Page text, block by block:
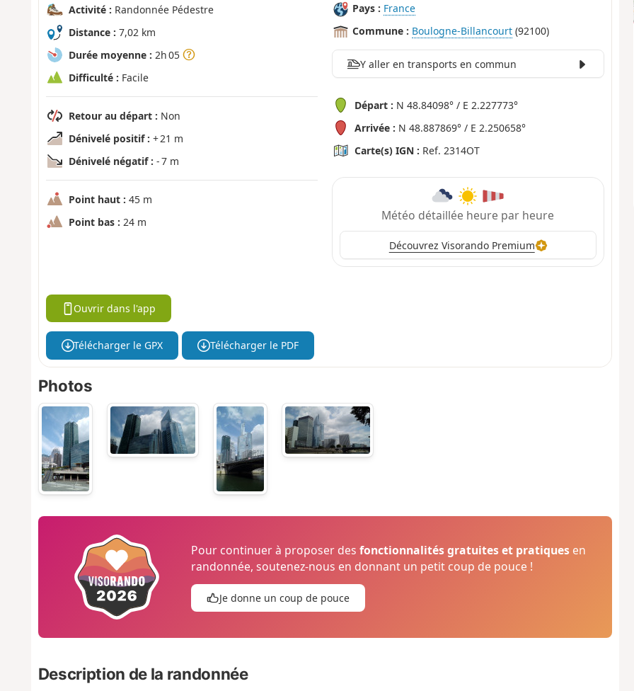
Activité : Randonnée Pédestre
Distance : 7,02 km
Durée moyenne : 2h 05
Difficulté : Facile
Retour au départ : Non
Dénivelé positif : + 21 m
Dénivelé négatif : - 7 m
Point haut : 45 m
Point bas : 24 m
Pays : France
Commune : Boulogne-Billancourt (92100)
Y aller en transports en commun
Départ : N 48.84098° / E 2.227773°
Arrivée : N 48.887869° / E 2.250658°
Carte(s) IGN : Ref. 2314OT
Météo détaillée heure par heure
Découvrez Visorando Premium
Ouvrir dans l'app
Télécharger le GPX Télécharger le PDF
Photos
Pour continuer à proposer desfonctionnalités gratuites et pratiques en
randonnée, soutenez-nous en donnant un petit coup de pouce !
Je donne un coup de pouce
Description de la randonnée